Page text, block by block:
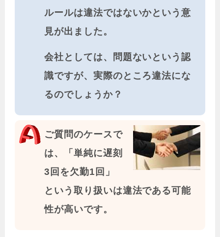
ルールは違法ではないかという意
見が出ました。
会社としては、問題ないという認
識ですが、実際のところ違法にな
るのでしょうか？
ご質問のケースで
は、「単純に遅刻
3回を欠勤1回」
という取り扱いは違法である可能
性が高いです。